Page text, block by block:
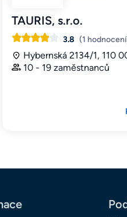
TAURIS, s.r.o.
3.8 (1
Hybernská 2134/1, 110
10 - 19 zaměstnanců